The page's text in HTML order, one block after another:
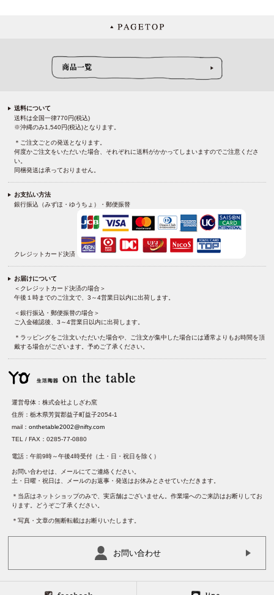
送料について
送料は全国一律770円(税込)
※沖縄のみ1,540円(税込)となります。
＊ご注文ごとの発送となります。
何度かご注文をいただいた場合、それぞれに送料がかかってしまいますのでご注意くださ
い。
同梱発送は承っておりません。
お支払い方法
銀行振込（みずほ・ゆうちょ）・郵便振替
クレジットカード決済
お届けについて
＜クレジットカード決済の場合＞
午後１時までのご注文で、3～4営業日以内に出荷します。
＜銀行振込・郵便振替の場合＞
ご入金確認後、3～4営業日以内に出荷します。
＊ラッピングをご注文いただいた場合や、ご注文が集中した場合には通常よりもお時間を頂
戴する場合がございます。予めご了承ください。
運営母体：株式会社よしざわ窯
住所：栃木県芳賀郡益子町益子2054-1
mail：onthetable2002@nifty.com
TEL / FAX：0285-77-0880
電話：午前9時～午後4時受付（土・日・祝日を除く）
お問い合わせは、メールにてご連絡ください。
土・日曜・祝日は、メールのお返事・発送はお休みとさせていただきます。
＊当店はネットショップのみで、実店舗はございません。作業場へのご来訪はお断りしてお
ります。どうぞご了承ください。
＊写真・文章の無断転載はお断りいたします。
お問い合わせ